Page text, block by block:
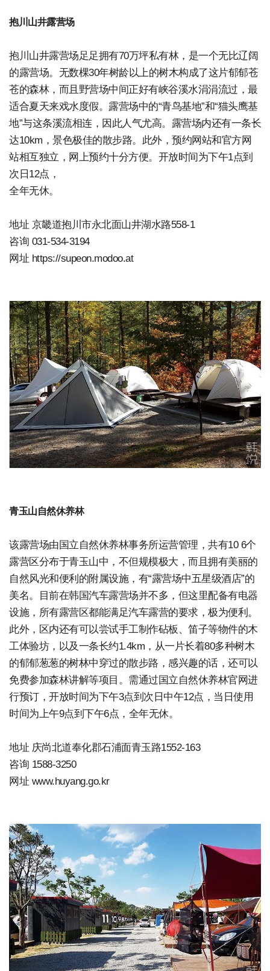
抱川山井露营场
抱川山井露营场足足拥有70万坪私有林，是一个无比辽阔
的露营场。无数棵30年树龄以上的树木构成了这片郁郁苍
苍的森林，而且野营场中间正好有峡谷溪水涓涓流过，最
适合夏天来戏水度假。露营场中的“青鸟基地”和“猫头鹰基
地”与这条溪流相连，因此人气尤高。露营场内还有一条长
达10km，景色极佳的散步路。此外，预约网站和官方网
站相互独立，网上预约十分方便。开放时间为下午1点到
次日12点，
全年无休。
地址 京畿道抱川市永北面山井湖水路558-1
咨询 031-534-3194
网址 https://supeon.modoo.at
青玉山自然休养林
该露营场由国立自然休养林事务所运营管理，共有10 6个
露营区分布于青玉山中，不但规模极大，而且拥有美丽的
自然风光和便利的附属设施，有“露营场中五星级酒店”的
美名。目前在韩国汽车露营场并不多，但这里配备有电器
设施，所有露营区都能满足汽车露营的要求，极为便利。
此外，区内还有可以尝试手工制作砧板、笛子等物件的木
工体验坊，以及一条长约1.4km，从一片长着80多种树木
的郁郁葱葱的树林中穿过的散步路，感兴趣的话，还可以
免费参加森林讲解等项目。需通过国立自然休养林官网进
行预订，开放时间为下午3点到次日中午12点，当日使用
时间为上午9点到下午6点，全年无休。
地址 庆尚北道奉化郡石浦面青玉路1552-163
咨询 1588-3250
网址 www.huyang.go.kr